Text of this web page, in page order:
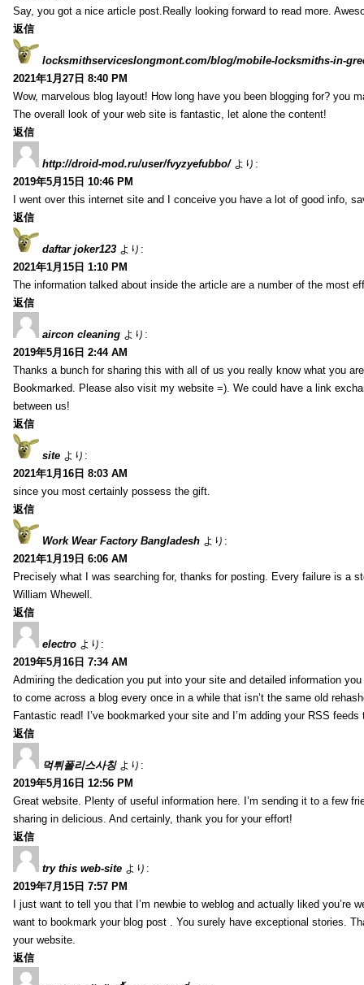
Say, you got a nice article post.Really looking forward to read more.
返信
locksmithserviceslongmont.com/blog/mobile-locksmiths-in-
2021年1月27日 8:40 PM
Wow, marvelous blog layout! How long have you been blogging for? you
The overall look of your web site is fantastic, let alone the content!
返信
http://droid-mod.ru/user/fvyzyefubbo/ より:
2019年5月15日 10:46 PM
I went over this internet site and I conceive you have a lot of good info,
返信
daftar joker123 より:
2021年1月15日 1:10 PM
The information talked about inside the article are a number of the most
返信
aircon cleaning より:
2019年5月16日 2:44 AM
Thanks a bunch for sharing this with all of us you really know what you
Bookmarked. Please also visit my website =). We could have a link
between us!
返信
site より:
2021年1月16日 8:03 AM
since you most certainly possess the gift.
返信
Work Wear Factory Bangladesh より:
2021年1月19日 6:06 AM
Precisely what I was searching for, thanks for posting. Every failure is a
William Whewell.
返信
electro より:
2019年5月16日 7:34 AM
Admiring the dedication you put into your site and detailed information you
to come across a blog every once in a while that isn’t the same old
Fantastic read! I’ve bookmarked your site and I’m adding your RSS
返信
먹튀폴리스사칭 より:
2019年5月16日 12:56 PM
Great website. Plenty of useful information here. I’m sending it to a few
sharing in delicious. And certainly, thank you for your effort!
返信
try this web-site より:
2019年7月15日 7:57 PM
I just want to tell you that I’m newbie to weblog and actually liked you’re
want to bookmark your blog post . You surely have exceptional stories.
your website.
返信